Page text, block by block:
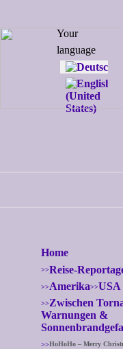
Select your
language
Your
language
Home
Reise-
Amerika
USA
Zwischen
Warnungen &
HoHoHo – Merry